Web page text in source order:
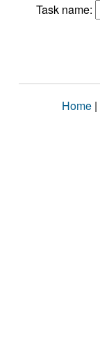
Task name:
Home |